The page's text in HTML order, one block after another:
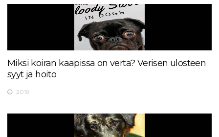
Miksi koiran kaapissa on verta? Verisen ulosteen
syyt ja hoito
2019